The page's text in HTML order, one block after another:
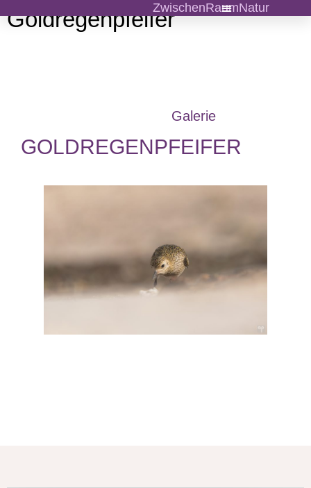
ZwischenRaumNatur
Goldregenpfeifer
Galerie
GOLDREGENPFEIFER